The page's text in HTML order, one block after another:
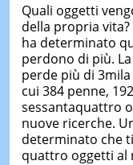
occupa della
dello
canali digitali.
Quali oggetti
della propria
ha determinato
perdono di più.
perde più di
cui 384 penne,
sessantaquattro
nuove ricerche.
determinato che
quattro oggetti al